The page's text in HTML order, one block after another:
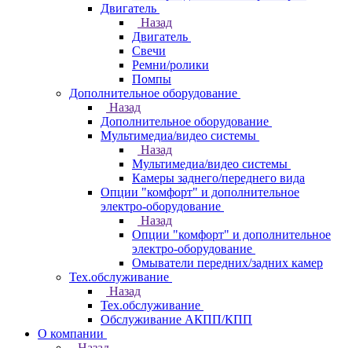
Двигатель
Назад
Двигатель
Свечи
Ремни/ролики
Помпы
Дополнительное оборудование
Назад
Дополнительное оборудование
Мультимедиа/видео системы
Назад
Мультимедиа/видео системы
Камеры заднего/переднего вида
Опции "комфорт" и дополнительное
электро-оборудование
Назад
Опции "комфорт" и дополнительное
электро-оборудование
Омыватели передних/задних камер
Тех.обслуживание
Назад
Тех.обслуживание
Обслуживание АКПП/КПП
О компании